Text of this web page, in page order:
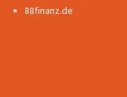
88finanz.de